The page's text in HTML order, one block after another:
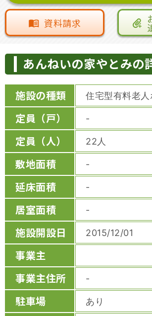
資料請求
あんねいの家やとみの
施設の種類 住宅型有料老人
定員（戸） -
定員（人） 22人
敷地面積 -
延床面積 -
居室面積 -
施設開設日 2015/12/01
事業主
事業主住所
-
駐車場 あり